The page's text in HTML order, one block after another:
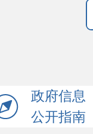
政府信息
公开指南